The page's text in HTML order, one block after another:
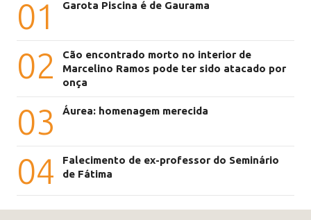
01 Garota Piscina é de Gaurama
02
Cão encontrado morto no interior de
Marcelino Ramos pode ter sido atacado por
onça
03 Áurea: homenagem merecida
04
Falecimento de ex-professor do Seminário
de Fátima